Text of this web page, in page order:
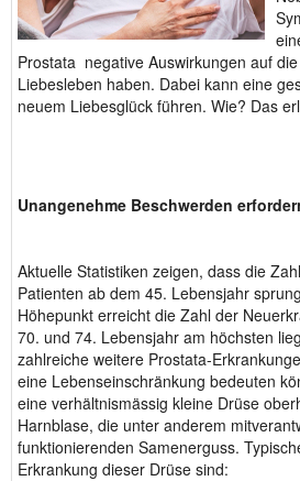
Prostata negative Auswirkungen auf
Liebesleben haben. Dabei kann eine
neuem Liebesglück führen. Wie? Das
Unangenehme Beschwerden
Aktuelle Statistiken zeigen, dass die
Patienten ab dem 45. Lebensjahr
Höhepunkt erreicht die Zahl der
70. und 74. Lebensjahr am höchsten
zahlreiche weitere Prostata-
eine Lebenseinschränkung bedeuten
eine verhältnismässig kleine Drüse
Harnblase, die unter anderem
funktionierenden Samenerguss.
Erkrankung dieser Drüse sind: